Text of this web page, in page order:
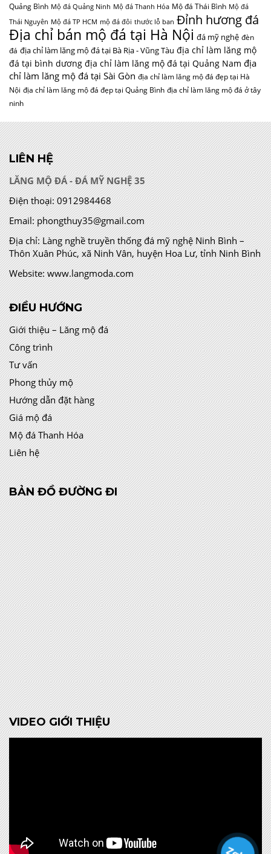
Quảng Bình Mộ đá Quảng Ninh Mộ đá Thanh Hóa Mộ đá Thái Bình Mộ đá
Thái Nguyên Mộ đá TP HCM mộ đá đôi thước lỗ ban Đỉnh hương đá
Địa chỉ bán mộ đá tại Hà Nội đá mỹ nghệ đèn
đá địa chỉ làm lăng mộ đá tại Bà Rịa - Vũng Tàu địa chỉ làm lăng mộ
đá tại bình dương địa chỉ làm lăng mộ đá tại Quảng Nam địa
chỉ làm lăng mộ đá tại Sài Gòn địa chỉ làm lăng mộ đá đẹp tại Hà
Nội địa chỉ làm lăng mộ đá đẹp tại Quảng Bình địa chỉ làm lăng mộ đá ở tây
ninh
LIÊN HỆ
LĂNG MỘ ĐÁ - ĐÁ MỸ NGHỆ 35
Điện thoại: 0912984468
Email: phongthuy35@gmail.com
Địa chỉ:Làng nghề truyền thống đá mỹ nghệ Ninh Bình –
Thôn Xuân Phúc, xã Ninh Vân, huyện Hoa Lư, tỉnh Ninh Bình
Website: www.langmoda.com
ĐIỀU HƯỚNG
Giới thiệu – Lăng mộ đá
Công trình
Tư vấn
Phong thủy mộ
Hướng dẫn đặt hàng
Giá mộ đá
Mộ đá Thanh Hóa
Liên hệ
BẢN ĐỒ ĐƯỜNG ĐI
VIDEO GIỚI THIỆU